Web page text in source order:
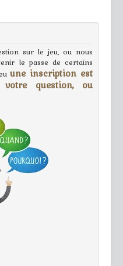
sur le jeu, ou nous
le passe de certains
une inscription est
question, ou